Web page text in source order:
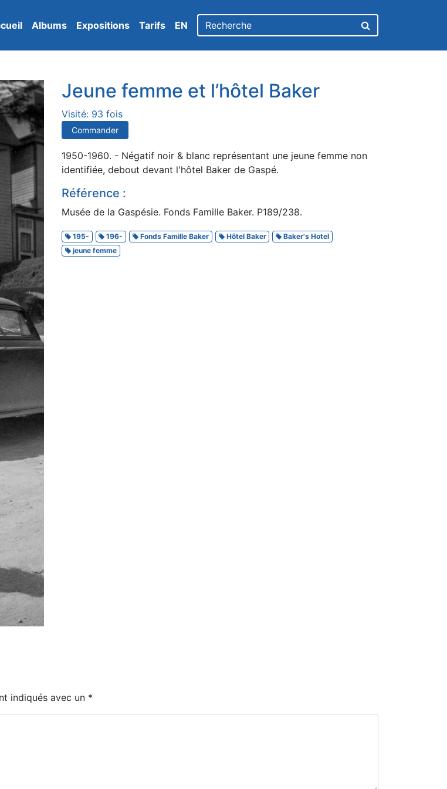
Albums Expositions Tarifs EN
Jeune femme et l’hôtel Baker
Visité: 93 fois
Commander
1950-1960. - Négatif noir & blanc représentant une jeune femme non
identifiée, debout devant l'hôtel Baker de Gaspé.
Référence :
Musée de la Gaspésie. Fonds Famille Baker. P189/238.
195- 196- Fonds Famille Baker Hôtel Baker
Baker's Hotel
jeune femme
indiqués avec un *